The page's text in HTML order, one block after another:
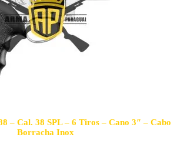
– Cal. 38 SPL – 6 Tiros – Cano 3″ – Cabo
Borracha Inox